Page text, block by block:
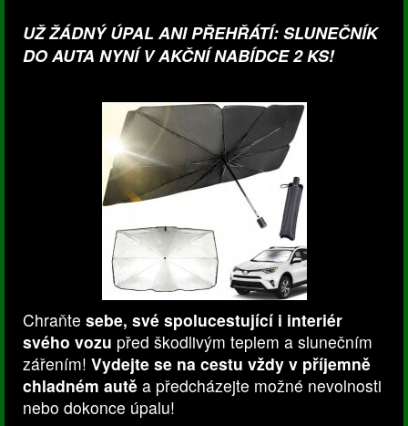
UŽ ŽÁDNÝ ÚPAL ANI PŘEHŘÁTÍ: SLUNEČNÍK
DO AUTA NYNÍ V AKČNÍ NABÍDCE 2 KS!
Chraňte sebe, své spolucestující i interiér
svého vozu před škodlivým teplem a slunečním
zářením! Vydejte se na cestu vždy v příjemně
chladném autě a předcházejte možné nevolnosti
nebo dokonce úpalu!